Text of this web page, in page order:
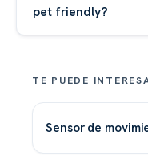
pet friendly?
TE PUEDE
sensor de